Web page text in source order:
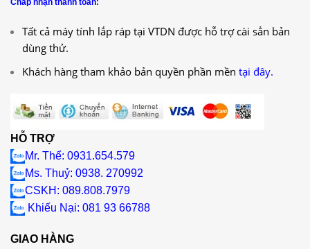
Chấp nhận thanh toán:
Tất cả máy tính lắp ráp tại VTDN được hỗ trợ cài sẳn bản
dùng thử.
Khách hàng tham khảo bản quyền phần mền tại đây.
HỖ TRỢ
Mr. Thể: 0931.654.579
Ms. Thuỷ: 0938. 270992
CSKH: 089.808.7979
Khiếu Nại: 081 93 66788
GIAO HÀNG